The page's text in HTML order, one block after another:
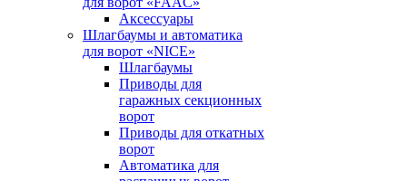
Аксессуары
Шлагбаумы и автоматика
для ворот «NICE»
Шлагбаумы
Приводы для
гаражных секционных
ворот
Приводы для откатных
ворот
Автоматика для